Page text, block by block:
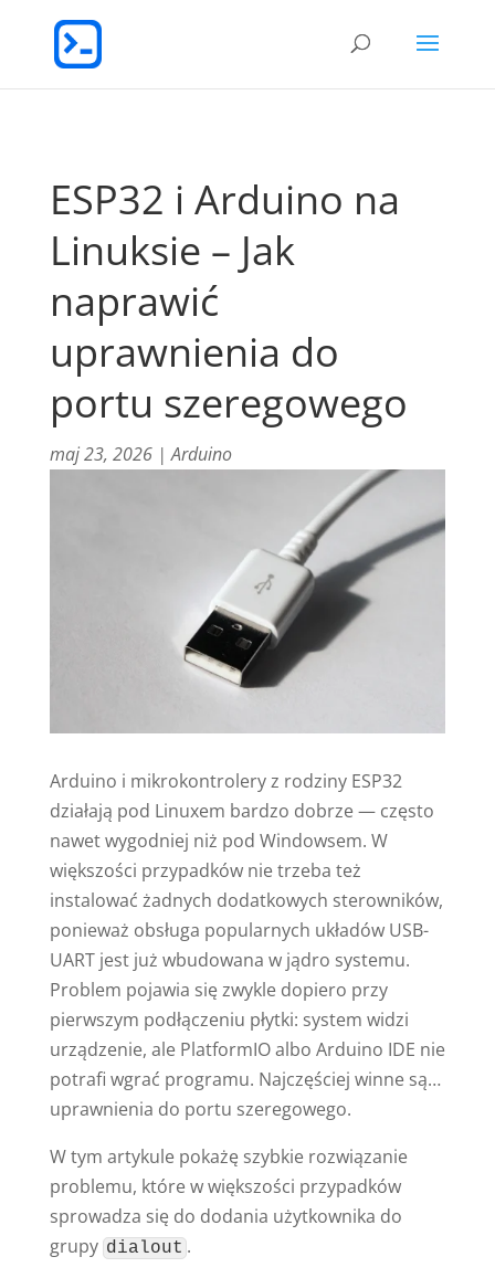
ESP32 i Arduino na
Linuksie – Jak
naprawić
uprawnienia do
portu szeregowego
maj 23, 2026|Arduino
Arduino i mikrokontrolery z rodziny ESP32
działają pod Linuxem bardzo dobrze — często
nawet wygodniej niż pod Windowsem. W
większości przypadków nie trzeba też
instalować żadnych dodatkowych sterowników,
ponieważ obsługa popularnych układów USB-
UART jest już wbudowana w jądro systemu.
Problem pojawia się zwykle dopiero przy
pierwszym podłączeniu płytki: system widzi
urządzenie, ale PlatformIO albo Arduino IDE nie
potrafi wgrać programu. Najczęściej winne są…
uprawnienia do portu szeregowego.
W tym artykule pokażę szybkie rozwiązanie
problemu, które w większości przypadków
sprowadza się do dodania użytkownika do
grupy dialout .